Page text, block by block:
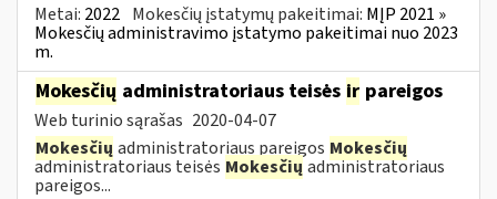
Metai: 2022 Mokesčių įstatymų pakeitimai: MĮP 2021 »
Mokesčių administravimo įstatymo pakeitimai nuo 2023
m.
Mokesčių administratoriaus teisės ir pareigos
Web turinio sąrašas 2020-04-07
Mokesčių administratoriaus pareigos Mokesčių
administratoriaus teisės Mokesčių administratoriaus
pareigos...